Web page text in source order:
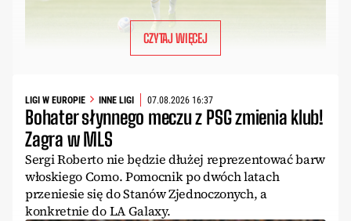
CZYTAJ WIĘCEJ
LIGI W EUROPIE INNE LIGI 07.08.2026 16:37
Bohater słynnego meczu z PSG zmienia klub!
Zagra w MLS
Sergi Roberto nie będzie dłużej reprezentować barw
włoskiego Como. Pomocnik po dwóch latach
przeniesie się do Stanów Zjednoczonych, a
konkretnie do LA Galaxy.